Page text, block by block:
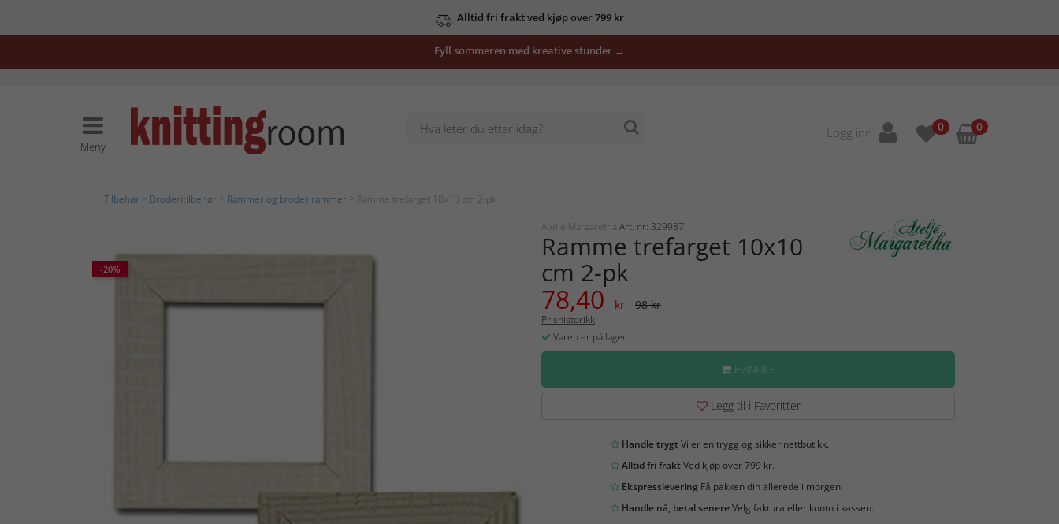
Alltid fri frakt ved kjøp over 799 kr
Fyll sommeren med kreative stunder →
Meny
Logg inn 0 0
Tilbehør Broderitilbehør Rammer og broderirammer > Ramme trefarget 10x10 cm 2-pk
-20%
Ateljé Margaretha Art. nr: 329987
Ramme trefarget 10x10
cm 2-pk
78,40 kr 98 kr
Prishistorikk
Varen er på lager
HANDLE
Legg til i Favoritter
Handle trygtVi er en trygg og sikker nettbutikk.
Alltid fri fraktVed kjøp over 799 kr.
EkspressleveringFå pakken din allerede i morgen.
Handle nå, betal senereVelg faktura eller konto i kassen.